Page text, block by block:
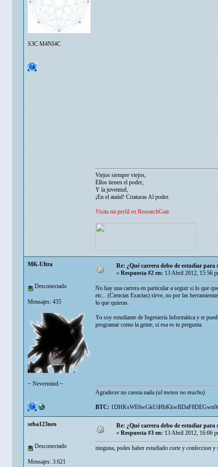
S3C M4NI4C
Viejos siempre viejos,
Ellos tienen el poder,
Y la juventud,
¡En el ataúd! Criaturas Al poder.
Visita mi perfil en ResearchGate
MK-Ultra
Desconectado
Mensajes: 435
~ Nevermind ~
Re: ¿Qué carrera debo de estudiar para
«Respuesta #2 en:13 Abril 2012, 15:56
No hay una carrera en particular a seguir si lo que
etc... (Ciencias Exactas) sirve, no por las
lo que quieras.
Yo soy estudiante de Ingeniería Informática y te
programar como la gente, si esa es tu pregunta.
Agradecer no cuesta nada(al menos no mucho)
BTC:
seba123neo
Desconectado
Mensajes: 3.621
Re: ¿Qué carrera debo de estudiar para
« Respuesta #3 en: 13 Abril 2012, 16:06
ninguna, podes haber estudiado corte y confeccion y